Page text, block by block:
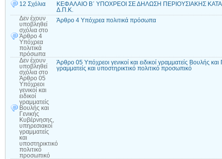
12 Σχόλια
ΚΕΦΑΛΑΙΟ Β΄ ΥΠΟΧΡΕΟΙ ΣΕ ΔΗΛΩΣΗ ΠΕΡΙΟΥΣΙΑΚΗΣ
Δ.Π.Κ.
Δεν έχουν
υποβληθεί
σχόλια στο
Άρθρο 4
Υπόχρεα
πολιτικά
πρόσωπα
Άρθρο 4 Υπόχρεα πολιτικά πρόσωπα
Δεν έχουν
υποβληθεί
σχόλια στο
Άρθρο 05
Υπόχρεοι
γενικοί και
ειδικοί
γραμματείς
Βουλής και
Γενικής
Κυβέρνησης,
υπηρεσιακοί
γραμματείς
και
υποστηρικτικό
πολιτικό
προσωπικό
Άρθρο 05 Υπόχρεοι γενικοί και ειδικοί γραμματείς Βουλής
γραμματείς και υποστηρικτικό πολιτικό προσωπικό